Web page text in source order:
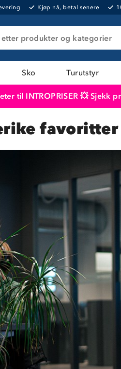
Kjøp nå, betal senere
etter produkter og kategorier
Sko Turutstyr
til INTROPRISER 💥 Sjekk
Produktet er lagt i
favoritter